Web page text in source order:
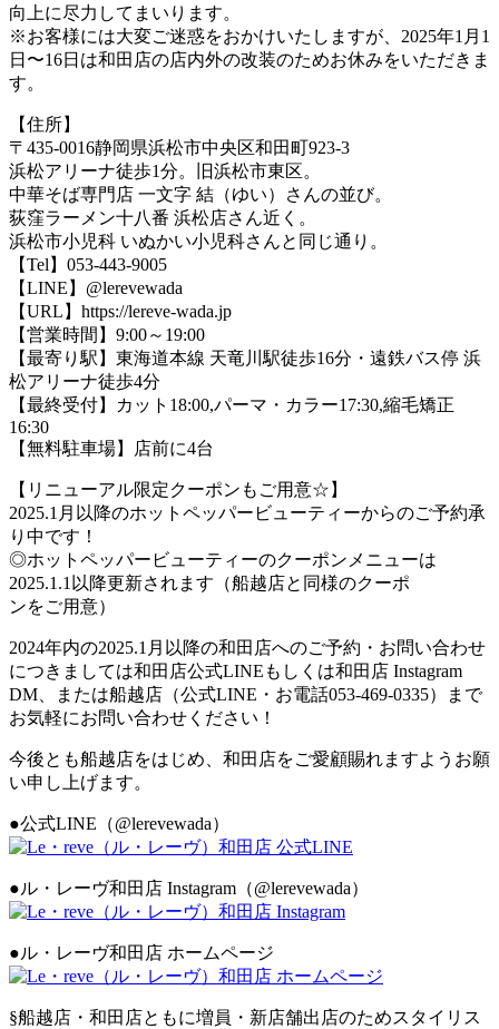
向上に尽力してまいります。
※お客様には大変ご迷惑をおかけいたしますが、2025年1月1
日〜16日は和田店の店内外の改装のためお休みをいただきま
す。
【住所】
〒435-0016静岡県浜松市中央区和田町923-3
浜松アリーナ徒歩1分。旧浜松市東区。
中華そば専門店 一文字 結（ゆい）さんの並び。
荻窪ラーメン十八番 浜松店さん近く。
浜松市小児科 いぬかい小児科さんと同じ通り。
【Tel】053-443-9005
【LINE】@lerevewada
【URL】https://lereve-wada.jp
【営業時間】9:00～19:00
【最寄り駅】東海道本線 天竜川駅徒歩16分・遠鉄バス停 浜
松アリーナ徒歩4分
【最終受付】カット18:00,パーマ・カラー17:30,縮毛矯正
16:30
【無料駐車場】店前に4台
【リニューアル限定クーポンもご用意☆】
2025.1月以降のホットペッパービューティーからのご予約承
り中です！
◎ホットペッパービューティーのクーポンメニューは
2025.1.1以降更新されます（船越店と同様のクーポ
ンをご用意）
2024年内の2025.1月以降の和田店へのご予約・お問い合わせ
につきましては和田店公式LINEもしくは和田店 Instagram
DM、または船越店（公式LINE・お電話053-469-0335）まで
お気軽にお問い合わせください！
今後とも船越店をはじめ、和田店をご愛顧賜れますようお願
い申し上げます。
●公式LINE（@lerevewada）
●ル・レーヴ和田店 Instagram（@lerevewada）
●ル・レーヴ和田店 ホームページ
§船越店・和田店ともに増員・新店舗出店のためスタイリス